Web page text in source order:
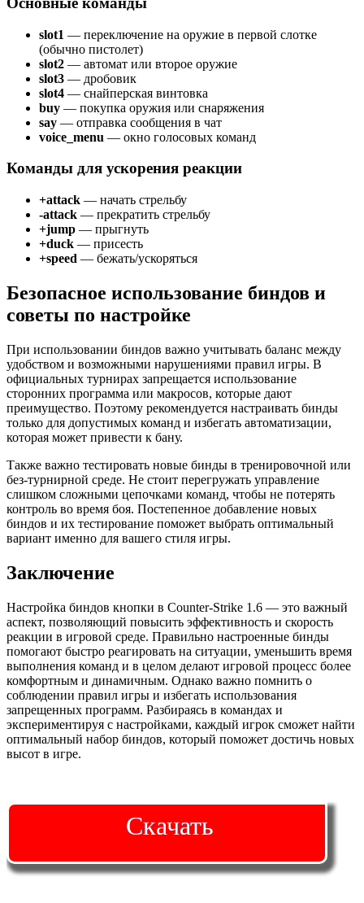
slot1 — переключение на оружие в первой слотке
(обычно пистолет)
slot2 — автомат или второе оружие
slot3 — дробовик
slot4 — снайперская винтовка
buy — покупка оружия или снаряжения
say — отправка сообщения в чат
voice_menu — окно голосовых команд
Команды для ускорения реакции
+attack — начать стрельбу
-attack — прекратить стрельбу
+jump — прыгнуть
+duck — присесть
+speed — бежать/ускоряться
Безопасное использование биндов и
советы по настройке
При использовании биндов важно учитывать баланс между
удобством и возможными нарушениями правил игры. В
официальных турнирах запрещается использование
сторонних программа или макросов, которые дают
преимущество. Поэтому рекомендуется настраивать бинды
только для допустимых команд и избегать автоматизации,
которая может привести к бану.
Также важно тестировать новые бинды в тренировочной или
без-турнирной среде. Не стоит перегружать управление
слишком сложными цепочками команд, чтобы не потерять
контроль во время боя. Постепенное добавление новых
биндов и их тестирование поможет выбрать оптимальный
вариант именно для вашего стиля игры.
Заключение
Настройка биндов кнопки в Counter-Strike 1.6 — это важный
аспект, позволяющий повысить эффективность и скорость
реакции в игровой среде. Правильно настроенные бинды
помогают быстро реагировать на ситуации, уменьшить время
выполнения команд и в целом делают игровой процесс более
комфортным и динамичным. Однако важно помнить о
соблюдении правил игры и избегать использования
запрещенных программ. Разбираясь в командах и
экспериментируя с настройками, каждый игрок сможет найти
оптимальный набор биндов, который поможет достичь новых
высот в игре.
Скачать